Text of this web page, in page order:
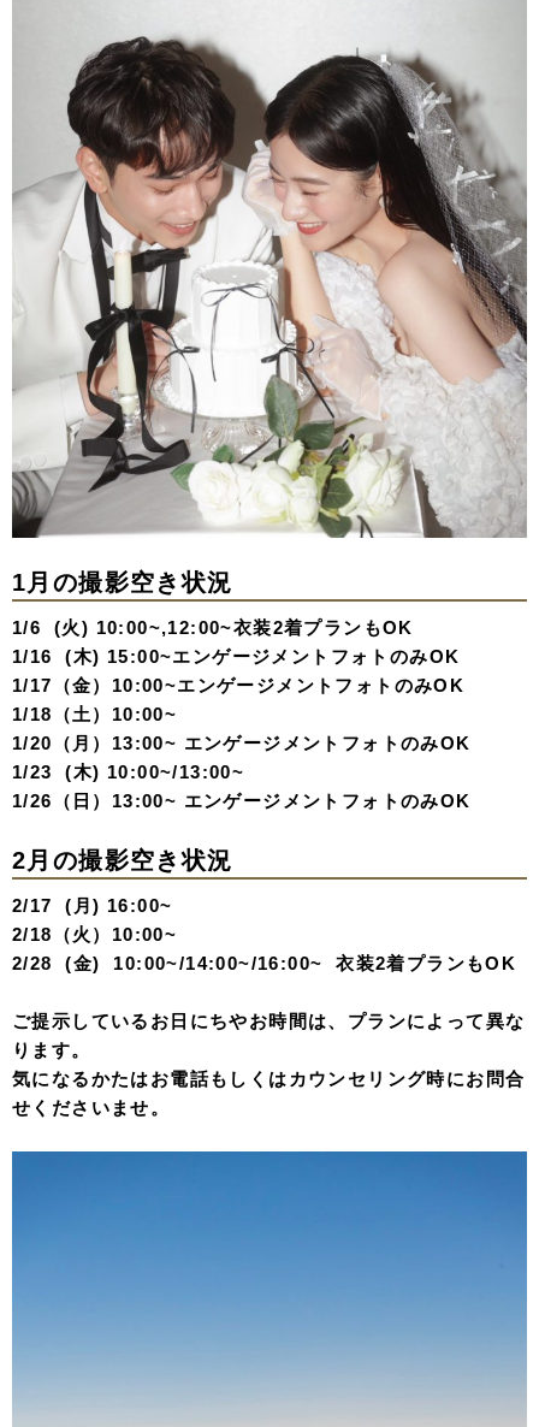
1月の撮影空き状況
1/6 (火) 10:00~,12:00~衣装2着プランもOK
1/16 (木) 15:00~エンゲージメントフォトのみOK
1/17（金）10:00~エンゲージメントフォトのみOK
1/18（土）10:00~
1/20（月）13:00~ エンゲージメントフォトのみOK
1/23 (木) 10:00~/13:00~
1/26（日）13:00~ エンゲージメントフォトのみOK
2月の撮影空き状況
2/17 (月) 16:00~
2/18（火）10:00~
2/28 (金) 10:00~/14:00~/16:00~ 衣装2着プランもOK
ご提示しているお日にちやお時間は、プランによって異な
ります。
気になるかたはお電話もしくはカウンセリング時にお問合
せくださいませ。